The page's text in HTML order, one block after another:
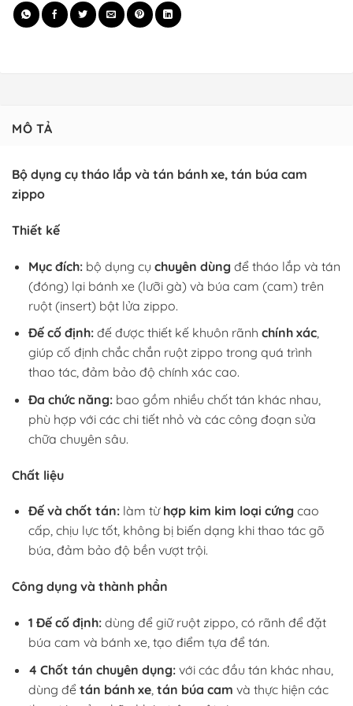
MÔ TẢ
Bộ dụng cụ tháo lắp và tán bánh xe, tán búa cam
zippo
Thiết kế
Mục đích:bộ dụng cụ chuyên dùng để tháo lắp và tán
(đóng) lại bánh xe (lưỡi gà) và búa cam (cam) trên
ruột (insert) bật lửa zippo.
Đế cố định:đế được thiết kế khuôn rãnh chính xác,
giúp cố định chắc chắn ruột zippo trong quá trình
thao tác, đảm bảo độ chính xác cao.
Đa chức năng:bao gồm nhiều chốt tán khác nhau,
phù hợp với các chi tiết nhỏ và các công đoạn sửa
chữa chuyên sâu.
Chất liệu
Đế và chốt tán:làm từ hợp kim kim loại cứng cao
cấp, chịu lực tốt, không bị biến dạng khi thao tác gõ
búa, đảm bảo độ bền vượt trội.
Công dụng và thành phần
1 Đế cố định:dùng để giữ ruột zippo, có rãnh để đặt
búa cam và bánh xe, tạo điểm tựa để tán.
4 Chốt tán chuyên dụng:với các đầu tán khác nhau,
dùng để tán bánh xe, tán búa cam và thực hiện các